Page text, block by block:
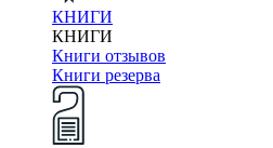
КНИГИ
КНИГИ
Книги отзывов
Книги резерва